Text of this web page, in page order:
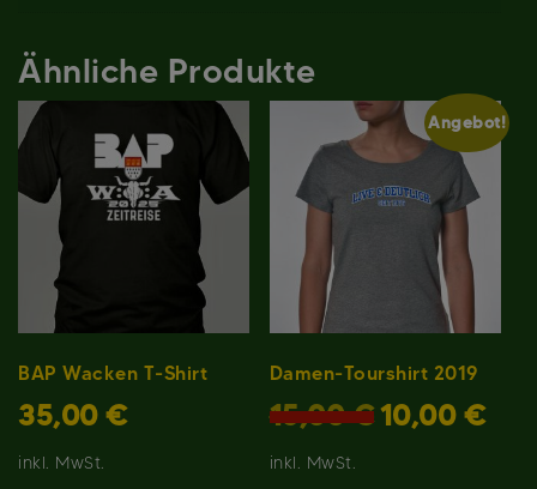
Ähnliche Produkte
BAP Wacken T-Shirt
35,00 €
inkl. MwSt.
Angebot!
Damen-Tourshirt 2019
15,00€ Ursprünglicher
Preis
10,00 €Preis
inkl. MwSt.